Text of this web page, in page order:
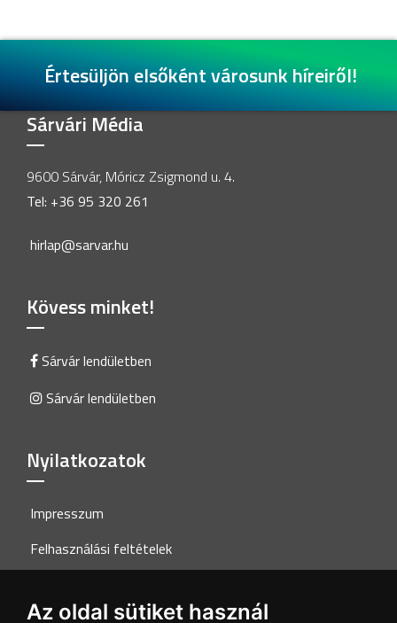
Az oldal sütiket használ
Értesüljön elsőként városunk híreiről!
Sárvári Média
9600 Sárvár, Móricz Zsigmond u. 4.
Tel: +36 95 320 261
hirlap@sarvar.hu
Kövess minket!
Sárvár lendületben
Sárvár lendületben
Nyilatkozatok
Impresszum
Felhasználási feltételek